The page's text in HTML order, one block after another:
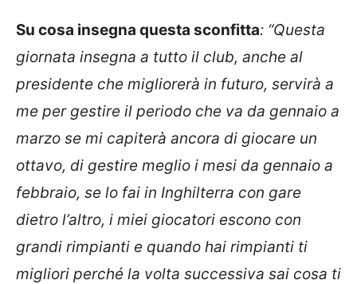
Su cosa insegna questa sconfitta: “Questa
giornata insegna a tutto il club, anche al
presidente che migliorerà in futuro, servirà a
me per gestire il periodo che va da gennaio a
marzo se mi capiterà ancora di giocare un
ottavo, di gestire meglio i mesi da gennaio a
febbraio, se lo fai in Inghilterra con gare
dietro l’altro, i miei giocatori escono con
grandi rimpianti e quando hai rimpianti ti
migliori perché la volta successiva sai cosa ti